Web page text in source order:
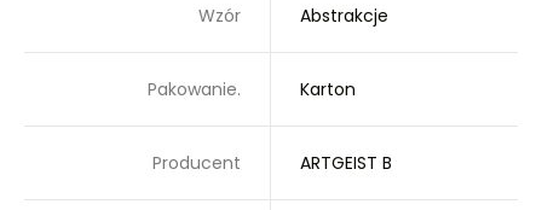
Wzór Abstrakcje
Pakowanie. Karton
Producent ARTGEIST B